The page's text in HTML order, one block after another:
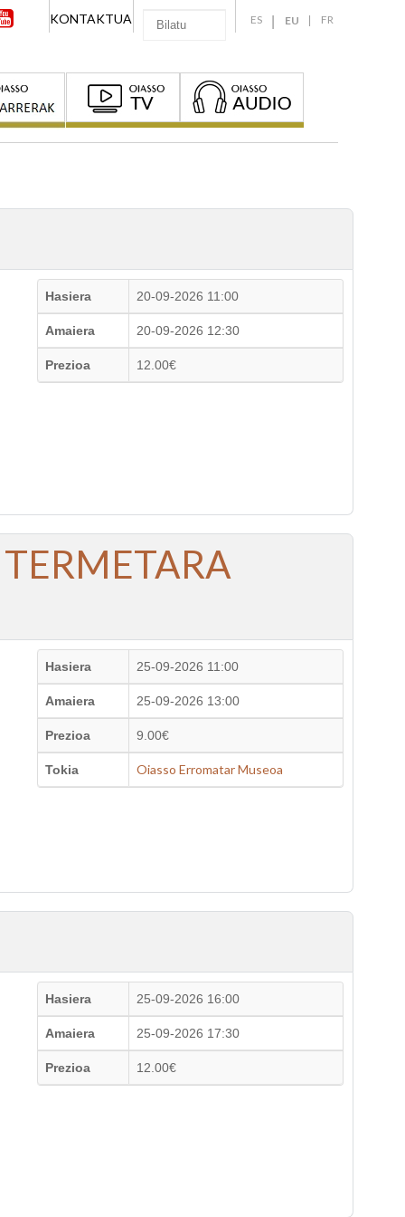
ES EU FR
KONTAKTUA
Hasiera 20-09-2026 11:00
Amaiera 20-09-2026 12:30
Prezioa 12.00€
Hasiera 25-09-2026 11:00
Amaiera 25-09-2026 13:00
Prezioa 9.00€
Tokia Oiasso Erromatar Museoa
Hasiera 25-09-2026 16:00
Amaiera 25-09-2026 17:30
Prezioa 12.00€